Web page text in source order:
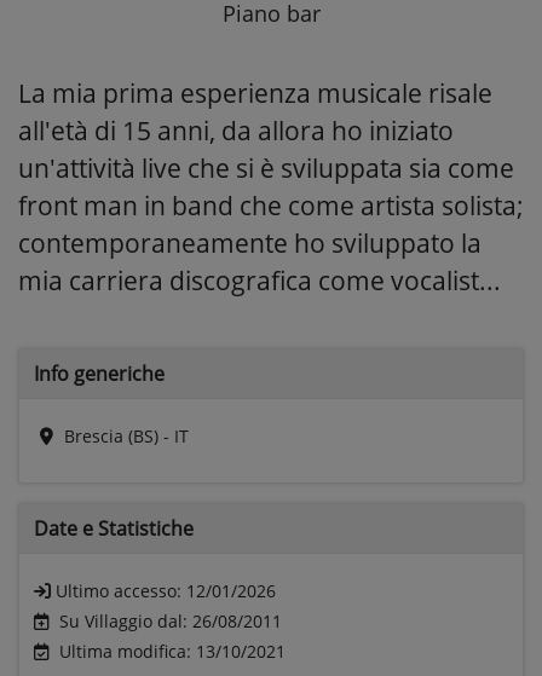
Piano bar
La mia prima esperienza musicale risale
all'età di 15 anni, da allora ho iniziato
un'attività live che si è sviluppata sia come
front man in band che come artista solista;
contemporaneamente ho sviluppato la
mia carriera discografica come vocalist...
Info generiche
Brescia (BS) - IT
Date e Statistiche
Ultimo accesso: 12/01/2026
Su Villaggio dal: 26/08/2011
Ultima modifica: 13/10/2021